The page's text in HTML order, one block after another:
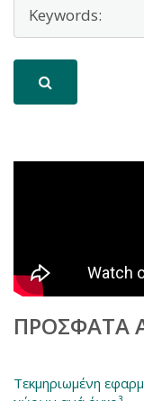
ΠΡΌΣΦΑΤΑ
Τεκμηριωμένη